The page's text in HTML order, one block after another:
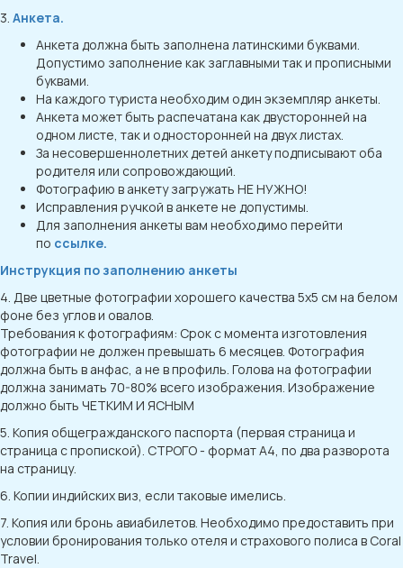
3. Анкета.
Анкета должна быть заполнена латинскими буквами.
Допустимо заполнение как заглавными так и прописными
буквами.
На каждого туриста необходим один экземпляр анкеты.
Анкета может быть распечатана как двусторонней на
одном листе, так и односторонней на двух листах.
За несовершеннолетних детей анкету подписывают оба
родителя или сопровождающий.
Фотографию в анкету загружать НЕ НУЖНО!
Исправления ручкой в анкете не допустимы.
Для заполнения анкеты вам необходимо перейти
по ссылке.
Инструкция по заполнению анкеты
4. Две цветные фотографии хорошего качества 5х5 см на белом
фоне без углов и овалов.
Требования к фотографиям: Срок с момента изготовления
фотографии не должен превышать 6 месяцев. Фотография
должна быть в анфас, а не в профиль. Голова на фотографии
должна занимать 70-80% всего изображения. Изображение
должно быть ЧЕТКИМ И ЯСНЫМ
5. Копия общегражданского паспорта (первая страница и
страница с пропиской). СТРОГО - формат А4, по два разворота
на страницу.
6. Копии индийских виз, если таковые имелись.
7. Копия или бронь авиабилетов. Необходимо предоставить при
условии бронирования только отеля и страхового полиса в Coral
Travel.